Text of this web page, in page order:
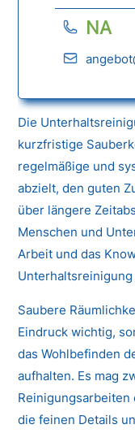
NA
Die
kurzfristige
regelmäßige und
abzielt, den guten
über längere
Menschen und
Arbeit und das
Unterhaltsreinigung
Saubere
Eindruck wichtig,
das Wohlbefinden
aufhalten. Es mag
Reinigungsarbeiten
die feinen Details